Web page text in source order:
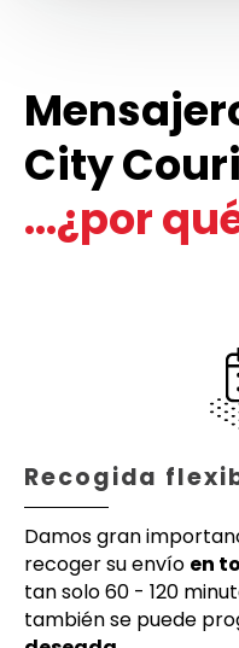
City
...¿por
Recogida
Damos gran
recoger su envío en
tan solo 60 - 120
también se puede